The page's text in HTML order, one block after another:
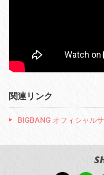
関連リンク
BIGBANG オフィシャル